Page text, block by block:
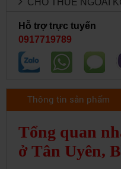
Hỗ trợ trực tuyến
0917719789
Thông tin sản phẩm
Tổng quan
ở Tân Uyên,